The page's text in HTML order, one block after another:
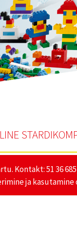
Kontakt: 51 36
ja